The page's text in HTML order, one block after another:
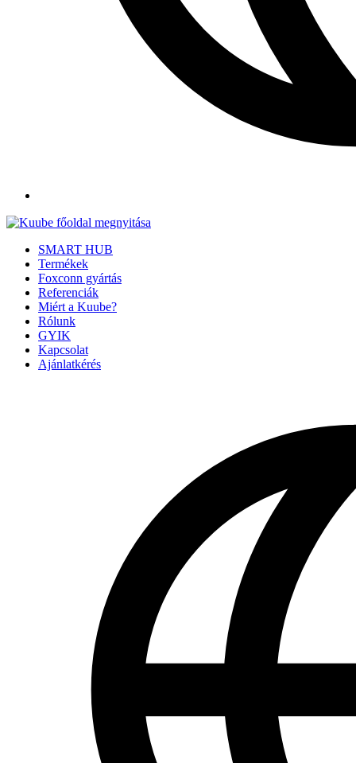
SMART HUB
Termékek
Foxconn gyártás
Referenciák
Miért a Kuube?
Rólunk
GYIK
Kapcsolat
Ajánlatkérés